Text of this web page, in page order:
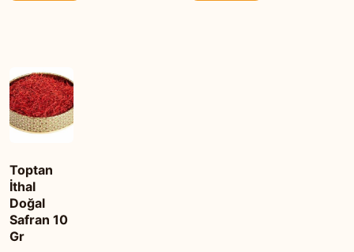
Toptan
İthal
Doğal
Safran 10
Gr